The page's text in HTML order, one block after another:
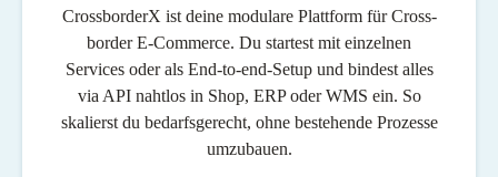
CrossborderX ist deine modulare Plattform für Cross-
border E-Commerce. Du startest mit einzelnen
Services oder als End-to-end-Setup und bindest alles
via API nahtlos in Shop, ERP oder WMS ein. So
skalierst du bedarfsgerecht, ohne bestehende Prozesse
umzubauen.